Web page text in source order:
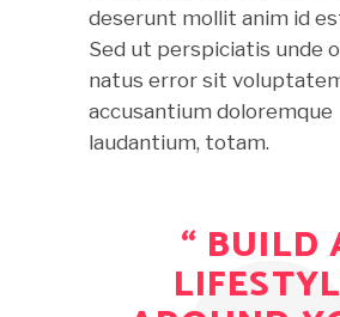
deserunt mollit anim id
Sed ut perspiciatis unde
natus error sit
accusantium doloremque
laudantium, totam.
“ BUILD